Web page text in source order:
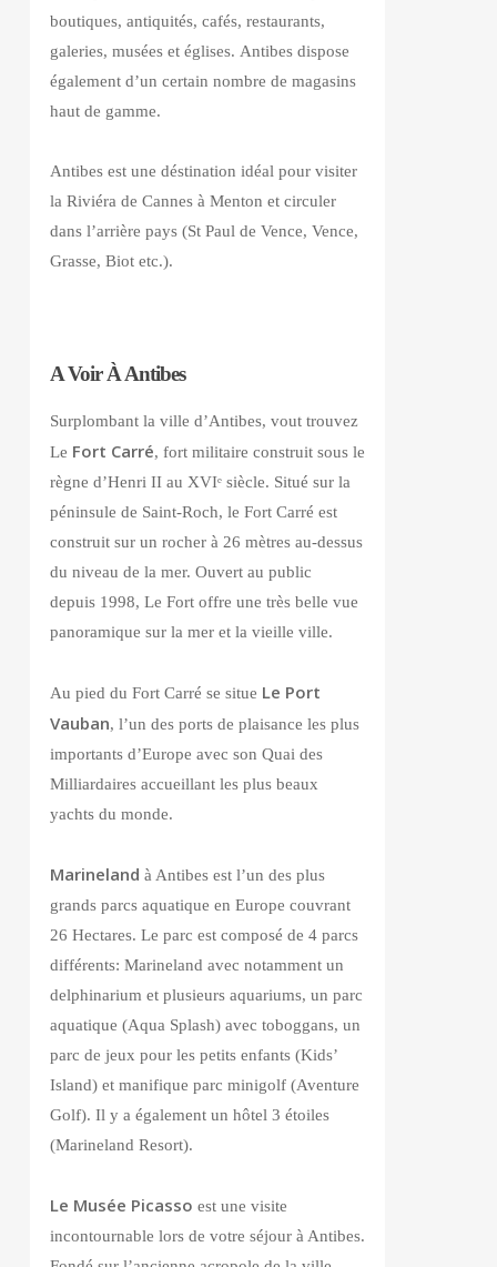
boutiques, antiquités, cafés, restaurants,
galeries, musées et églises. Antibes dispose
également d’un certain nombre de magasins
haut de gamme.
Antibes est une déstination idéal pour visiter
la Riviéra de Cannes à Menton et circuler
dans l’arrière pays (St Paul de Vence, Vence,
Grasse, Biot etc.).
A Voir À Antibes
Surplombant la ville d’Antibes, vout trouvez
Le Fort Carré, fort militaire construit sous le
règne d’Henri II au XVIᵉ siècle. Situé sur la
péninsule de Saint-Roch, le Fort Carré est
construit sur un rocher à 26 mètres au-dessus
du niveau de la mer. Ouvert au public
depuis 1998, Le Fort offre une très belle vue
panoramique sur la mer et la vieille ville.
Au pied du Fort Carré se situe Le Port
Vauban, l’un des ports de plaisance les plus
importants d’Europe avec son Quai des
Milliardaires accueillant les plus beaux
yachts du monde.
Marineland à Antibes est l’un des plus
grands parcs aquatique en Europe couvrant
26 Hectares. Le parc est composé de 4 parcs
différents: Marineland avec notamment un
delphinarium et plusieurs aquariums, un parc
aquatique (Aqua Splash) avec toboggans, un
parc de jeux pour les petits enfants (Kids’
Island) et manifique parc minigolf (Aventure
Golf). Il y a également un hôtel 3 étoiles
(Marineland Resort).
Le Musée Picasso est une visite
incontournable lors de votre séjour à Antibes.